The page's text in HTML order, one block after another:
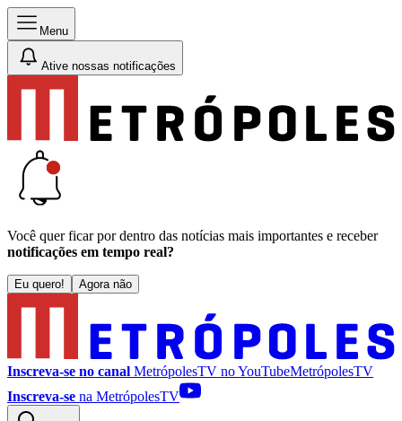
Menu
Ative nossas notificações
Você quer ficar por dentro das notícias mais importantes e receber
notificações em tempo real?
Eu quero! Agora não
Inscreva-se no canal MetrópolesTV noYouTubeMetrópolesTV
Inscreva-se na MetrópolesTV